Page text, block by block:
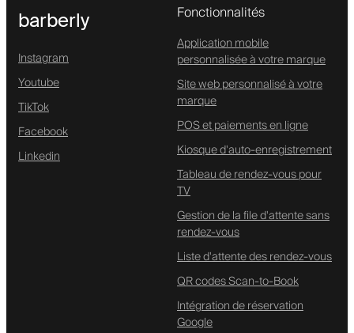
barberly
Instagram
Youtube
TikTok
Facebook
Linkedin
Fonctionnalités
Application mobile
personnalisée à votre marque
Site web personnalisé à votre
marque
POS et paiements en ligne
Kiosque d'auto-enregistrement
Tableau de rendez-vous pour
TV
Gestion de la file d'attente sans
rendez-vous
Liste d'attente des rendez-vous
QR codes Scan-to-Book
Intégration de réservation
Google